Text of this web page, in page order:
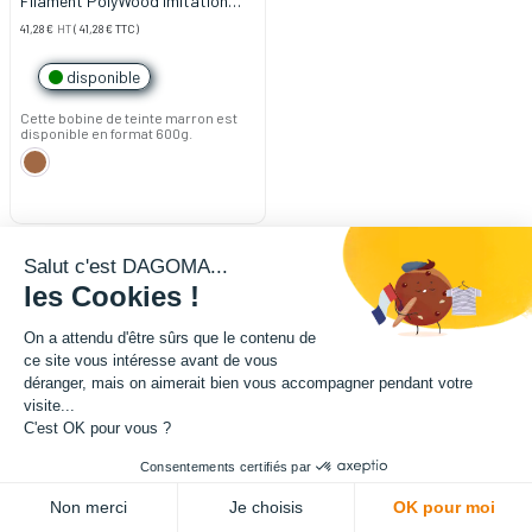
Bois PLA 1.75mm 600g
41,28€ HT( 41,28€TTC)
disponible
Cette bobine de teinte marron est
disponible en format 600g.
Salut c'est DAGOMA...
les Cookies !
On a attendu d'être sûrs que le contenu de
ce site vous intéresse avant de vous
déranger, mais on aimerait bien vous accompagner pendant votre
visite...
C'est OK pour vous ?
Consentements certifiés par
Non merci Je choisis OK pour moi